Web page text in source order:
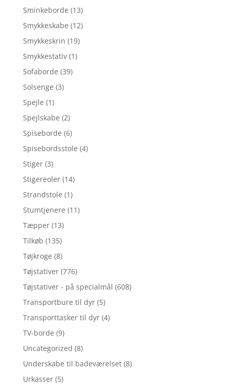
Sminkeborde (13)
Smykkeskabe (12)
Smykkeskrin (19)
Smykkestativ (1)
Sofaborde (39)
Solsenge (3)
Spejle (1)
Spejlskabe (2)
Spiseborde (6)
Spisebordsstole (4)
Stiger (3)
Stigereoler (14)
Strandstole (1)
Stumtjenere (11)
Tæpper (13)
Tilkøb (135)
Tøjkroge (8)
Tøjstativer (776)
Tøjstativer - på specialmål (608)
Transportbure til dyr (5)
Transporttasker til dyr (4)
TV-borde (9)
Uncategorized (8)
Underskabe til badeværelset (8)
Urkasser (5)